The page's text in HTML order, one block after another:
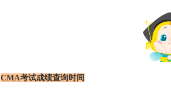
CMA考试成绩查询时间